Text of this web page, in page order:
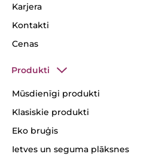
Karjera
Kontakti
Cenas
Produkti
Mūsdienīgi produkti
Klasiskie produkti
Eko bruģis
Ietves un seguma plāksnes